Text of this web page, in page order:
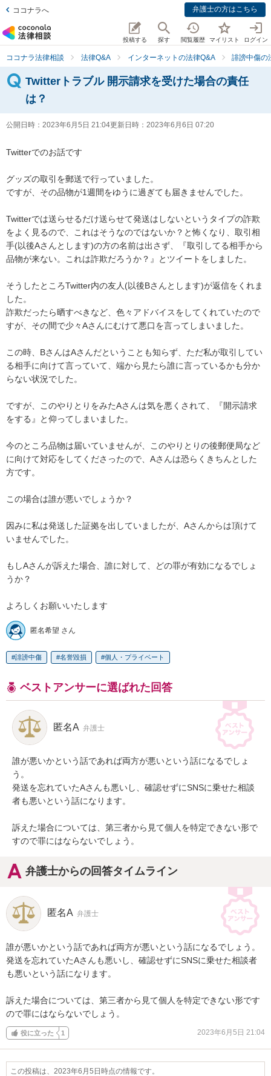
ココナラへ 弁護士の方はこちら
投稿する 探す 閲覧履歴 マイリスト ログイン
ココナラ法律相談 法律Q&A インターネットの法律Q&A 誹謗中傷の
Twitterトラブル 開示請求を受けた場合の責任
は？
公開日時： 2023年6月5日 21:04更新日時： 2023年6月6日 07:20
Twitterでのお話です
グッズの取引を郵送で行っていました。
ですが、その品物が1週間をゆうに過ぎても届きませんでした。
Twitterでは送らせるだけ送らせて発送はしないというタイプの詐欺
をよく見るので、これはそうなのではないか？と怖くなり、取引相
手(以後Aさんとします)の方の名前は出さず、『取引してる相手から
品物が来ない。これは詐欺だろうか？』とツイートをしました。
そうしたところTwitter内の友人(以後Bさんとします)が返信をくれま
した。
詐欺だったら晒すべきなど、色々アドバイスをしてくれていたので
すが、その間で少々Aさんにむけて悪口を言ってしまいました。
この時、BさんはAさんだということも知らず、ただ私が取引してい
る相手に向けて言っていて、端から見たら誰に言っているかも分か
らない状況でした。
ですが、このやりとりをみたAさんは気を悪くされて、『開示請求
をする』と仰ってしまいました。
今のところ品物は届いていませんが、このやりとりの後郵便局など
に向けて対応をしてくださったので、Aさんは恐らくきちんとした
方です。
この場合は誰が悪いでしょうか？
因みに私は発送した証拠を出していましたが、Aさんからは頂けて
いませんでした。
もしAさんが訴えた場合、誰に対して、どの罪が有効になるでしょ
うか？
よろしくお願いいたします
匿名希望 さん
誹謗中傷 名誉毀損 個人・プライベート
ベストアンサーに選ばれた回答
匿名A 弁護士
誰が悪いかという話であれば両方が悪いという話になるでしょ
う。
発送を忘れていたAさんも悪いし、確認せずにSNSに乗せた相談
者も悪いという話になります。
訴えた場合については、第三者から見て個人を特定できない形で
すので罪にはならないでしょう。
弁護士からの回答タイムライン
匿名A 弁護士
誰が悪いかという話であれば両方が悪いという話になるでしょう。
発送を忘れていたAさんも悪いし、確認せずにSNSに乗せた相談者
も悪いという話になります。
訴えた場合については、第三者から見て個人を特定できない形です
ので罪にはならないでしょう。
役に立った 1 2023年6月5日 21:04
この投稿は、2023年6月5日時点の情報です。